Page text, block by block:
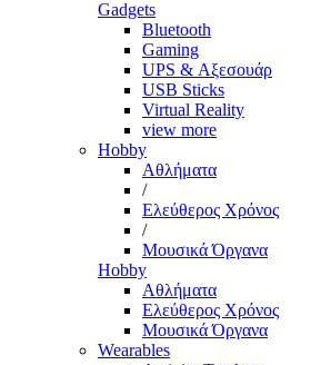
Gadgets
Bluetooth
Gaming
UPS & Αξεσουάρ
USB Sticks
Virtual Reality
view more
Hobby
Αθλήματα
/
Ελεύθερος Χρόνος
/
Μουσικά Όργανα
Hobby
Αθλήματα
Ελεύθερος Χρόνος
Μουσικά Όργανα
Wearables